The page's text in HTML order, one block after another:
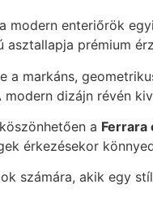
a modern enteriőrök
asztallapja prémium
a markáns,
dizájn révén
a Ferrara
érkezésekor
számára, akik egy